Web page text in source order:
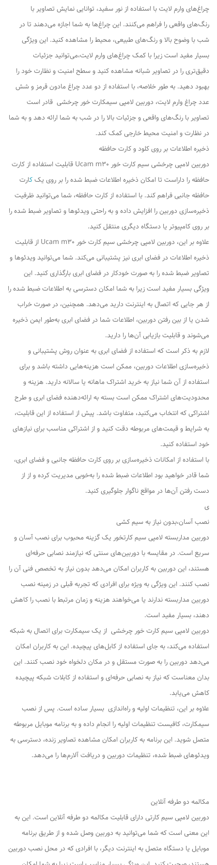
چراغ‌های وارم لایت با استفاده از نور سفید، توانایی نمایش تصاویر با
رنگ‌های واقعی را فراهم می‌کنند. این چراغ‌ها به شما اجازه می‌دهند تا در
شب با وضوح بالا و رنگ‌های طبیعی، محیط را مشاهده کنید. این ویژگی
بسیار مفید است زیرا با کمک چراغ‌های وارم لایت،می‌توانید جزئیات
دقیق‌تری را در تصاویر شبانه مشاهده کنید و سطح امنیت و نظارت خود را
بهبود دهید. به طور خلاصه، با استفاده از دو عدد چراغ مادون قرمز و شش
عدد چراغ وارم لایت، دوربین لامپی سیمکارت خور چرخشی قادر است
تصاویر با رنگ‌های واقعی و جزئیات بالا را در شب به شما ارائه دهد و به شما
در نظارت و امنیت محیط خارجی کمک کند.
ذخیره اطلاعات بر روی کلود و کارت حافظه
دوربین لامپی چرخشی سیم کارت خور Ucam m30 قابلیت استفاده از کارت
حافظه را داراست تا امکان ذخیره اطلاعات ضبط شده را بر روی یککارت
حافظه جانبی فراهم کند. با استفاده از کارت حافظه، شما می‌توانید ظرفیت
ذخیره‌سازی دوربین را افزایش داده و به راحتی ویدئوها و تصاویر ضبط شده را
بر روی کامپیوتر یا دستگاه دیگری منتقل کنید.
علاوه بر این، دوربین لامپی چرخشی سیم کارت خور Ucam m30 از قابلیت
ذخیره اطلاعات در فضای ابری نیز پشتیبانی می‌کند. شما می‌توانید ویدئوها و
تصاویر ضبط شده را به صورت خودکار در فضای ابری بارگذاری کنید. این
ویژگی بسیار مفید است زیرا به شما امکان دسترسی به اطلاعات ضبط شده را
از هر جایی که اتصال به اینترنت دارید می‌دهد. همچنین، در صورت خراب
شدن یا از بین رفتن دوربین، اطلاعات شما در فضای ابری به‌طور ایمن ذخیره
می‌شوند و قابلیت بازیابی آن‌ها را دارید.
لازم به ذکر است که استفاده از فضای ابری به عنوان روش پشتیبانی و
ذخیره‌سازی اطلاعات دوربین، ممکن است هزینه‌هایی داشته باشد و برای
استفاده از آن شما نیاز به خرید اشتراک ماهانه یا سالانه دارید. هزینه و
محدودیت‌های اشتراک ممکن است بسته به ارائه‌دهنده فضای ابری و طرح
اشتراکی که انتخاب می‌کنید، متفاوت باشد. پیش از استفاده از این قابلیت،
به شرایط و قیمت‌های مربوطه دقت کنید و از اشتراکی مناسب برای نیازهای
خود استفاده کنید.
با استفاده از امکانات ذخیره‌سازی بر روی کارت حافظه جانبی و فضای ابری،
شما قادر خواهید بود اطلاعات ضبط شده را به‌خوبی مدیریت کرده و از از
دست رفتن آن‌ها در مواقع ناگوار جلوگیری کنید.
ی
نصب آسان،بدون نیاز به سیم کشی
دوربین مداربسته لامپی سیم کارتخور یک گزینه محبوب برای نصب آسان و
سریع است. در مقایسه با دوربین‌های سنتی که نیازمند نصابی حرفه‌ای
هستند، این دوربین به کاربران امکان می‌دهد بدون نیاز به تخصص فنی آن را
نصب کنند. این ویژگی به ویژه برای افرادی که تجربه قبلی در زمینه نصب
دوربین مداربسته ندارند یا می‌خواهند هزینه و زمان مرتبط با نصب را کاهش
دهند، بسیار مفید است.
دوربین لامپی سیم کارت خور چرخشی از یک سیمکارت برای اتصال به شبکه
استفاده می‌کند، به جای استفاده از کابل‌های پیچیده. این به کاربران امکان
می‌دهد دوربین را به صورت مستقل و در مکان دلخواه خود نصب کنند. این
بدان معناست که نیاز به نصابی حرفه‌ای و استفاده از کابلات شبکه پیچیده
کاهش می‌یابد.
علاوه بر این، تنظیمات اولیه و راه‌اندازی بسیار ساده است. پس از نصب
سیمکارت، کافیست تنظیمات اولیه را انجام داده و به برنامه موبایل مربوطه
متصل شوید. این برنامه به کاربران امکان مشاهده تصاویر زنده، دسترسی به
ویدئوهای ضبط شده، تنظیمات دوربین و دریافت آلارم‌ها را می‌دهد.
مکالمه دو طرفه آنلاین
دوربین لامپی سیم کارتی دارای قابلیت مکالمه دو طرفه آنلاین است. این به
این معنی است که شما می‌توانید به دوربین وصل شده و از طریق برنامه
موبایل یا دستگاه متصل به اینترنت دیگر، با افرادی که در محل نصب دوربین